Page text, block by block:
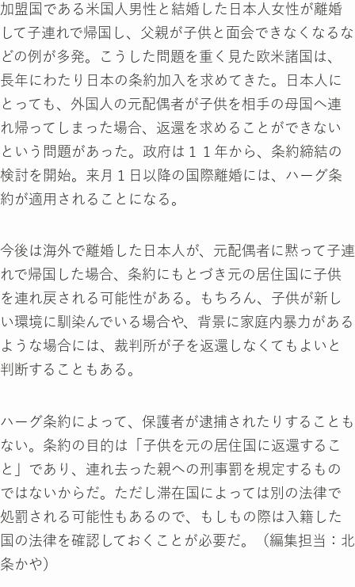
加盟国である米国人男性と結婚した日本人女性が離婚
して子連れで帰国し、父親が子供と面会できなくなるな
どの例が多発。こうした問題を重く見た欧米諸国は、
長年にわたり日本の条約加入を求めてきた。日本人に
とっても、外国人の元配偶者が子供を相手の母国へ連
れ帰ってしまった場合、返還を求めることができない
という問題があった。政府は１１年から、条約締結の
検討を開始。来月１日以降の国際離婚には、ハーグ条
約が適用されることになる。
今後は海外で離婚した日本人が、元配偶者に黙って子連
れで帰国した場合、条約にもとづき元の居住国に子供
を連れ戻される可能性がある。もちろん、子供が新し
い環境に馴染んでいる場合や、背景に家庭内暴力がある
ような場合には、裁判所が子を返還しなくてもよいと
判断することもある。
ハーグ条約によって、保護者が逮捕されたりすることも
ない。条約の目的は「子供を元の居住国に返還するこ
と」であり、連れ去った親への刑事罰を規定するもの
ではないからだ。ただし滞在国によっては別の法律で
処罰される可能性もあるので、もしもの際は入籍した
国の法律を確認しておくことが必要だ。（編集担当：北
条かや）